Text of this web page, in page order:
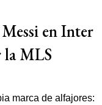
en Inter
la MLS